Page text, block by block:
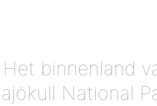
binnenland
National